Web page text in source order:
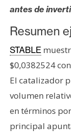
s
i
s
o
t
a
s
antes de
Resumen
STABLE
$0,0382524
El catalizador
volumen
en términos
principal